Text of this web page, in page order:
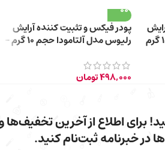
پودر فیکس و تثبیت کننده آرایش
رلیوس مدل آلتامودا حجم 10 گرم –
498,000تومان
برای اطلاع از آخرین تخفیف‌ها
در خبرنامه ثبت‌نام کنید.